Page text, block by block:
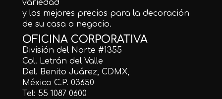
variedad
y los mejores precios para la decoración
de su casa o negocio.
OFICINA CORPORATIVA
División del Norte #1355
Col. Letrán del Valle
Del. Benito Juárez, CDMX,
México C.P. 03650
Tel: 55 1087 0600